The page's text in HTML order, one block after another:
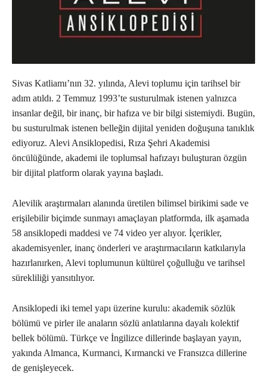
Sivas Katliamı’nın 32. yılında, Alevi toplumu için tarihsel bir
adım atıldı. 2 Temmuz 1993’te susturulmak istenen yalnızca
insanlar değil, bir inanç, bir hafıza ve bir bilgi sistemiydi. Bugün,
bu susturulmak istenen belleğin dijital yeniden doğuşuna tanıklık
ediyoruz. Alevi Ansiklopedisi, Rıza Şehri Akademisi
öncülüğünde, akademi ile toplumsal hafızayı buluşturan özgün
bir dijital platform olarak yayına başladı.
Alevilik araştırmaları alanında üretilen bilimsel birikimi sade ve
erişilebilir biçimde sunmayı amaçlayan platformda, ilk aşamada
58 ansiklopedi maddesi ve 74 video yer alıyor. İçerikler,
akademisyenler, inanç önderleri ve araştırmacıların katkılarıyla
hazırlanırken, Alevi toplumunun kültürel çoğulluğu ve tarihsel
sürekliliği yansıtılıyor.
Ansiklopedi iki temel yapı üzerine kurulu: akademik sözlük
bölümü ve pirler ile anaların sözlü anlatılarına dayalı kolektif
bellek bölümü. Türkçe ve İngilizce dillerinde başlayan yayın,
yakında Almanca, Kurmanci, Kırmancki ve Fransızca dillerine
de genişleyecek.